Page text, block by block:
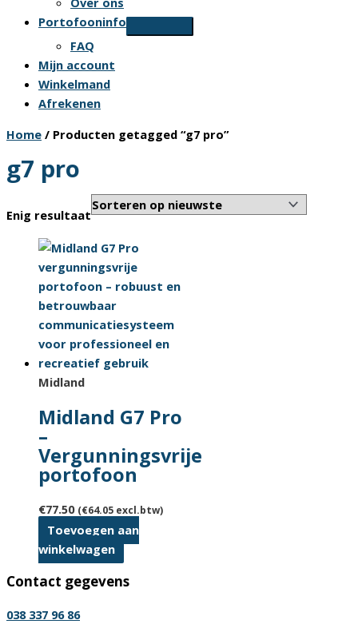
Portofooninfo
FAQ
Mijn account
Winkelmand
Afrekenen
Home / Producten getagged “g7 pro”
g7 pro
Enig resultaat
Midland
Midland G7 Pro
–
Vergunningsvrije
portofoon
€77.50 (€64.05 excl.btw)
Toevoegen aan
winkelwagen
Contact gegevens
038 337 96 86